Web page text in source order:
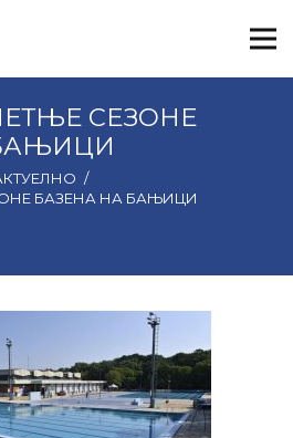
СЕЗОНЕ
/
БАЗЕНА НА БАЊИЦИ